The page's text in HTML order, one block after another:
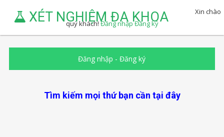
XÉT NGHIỆM ĐA KHOA
Xin chào
quý khách!Đăng nhậpĐăng ký
Đăng nhập -Đăng ký
Tìm kiếm mọi thứ bạn cần tại đây